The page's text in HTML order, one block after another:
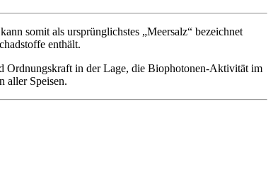
somit als ursprünglichstes „Meersalz“ bezeichnet
enthält.
Ordnungskraft in der Lage, die Biophotonen-Aktivität im
aller Speisen.